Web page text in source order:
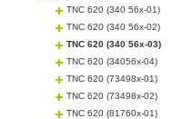
TNC 620 (340 56x-01)
TNC 620 (340 56x-02)
TNC 620 (340 56x-03)
TNC 620 (34056x-04)
TNC 620 (73498x-01)
TNC 620 (73498x-02)
TNC 620 (81760x-01)